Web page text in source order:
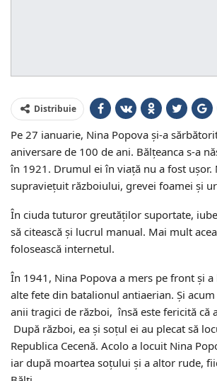
Distribuie
Pe 27 ianuarie, Nina Popova și-a
aniversare de 100 de ani. Bălțeanca s-a
în 1921. Drumul ei în viață nu a fost ușor.
supraviețuit războiului, grevei foamei și
În ciuda tuturor greutăților suportate,
să citească și lucrul manual. Mai mult
folosească internetul.
În 1941, Nina Popova a mers pe front și
alte fete din batalionul antiaerian. Și
anii tragici de război, însă este fericită că
După război, ea și soțul ei au plecat să
Republica Cecenă. Acolo a locuit Nina
iar după moartea soțului și a altor rude,